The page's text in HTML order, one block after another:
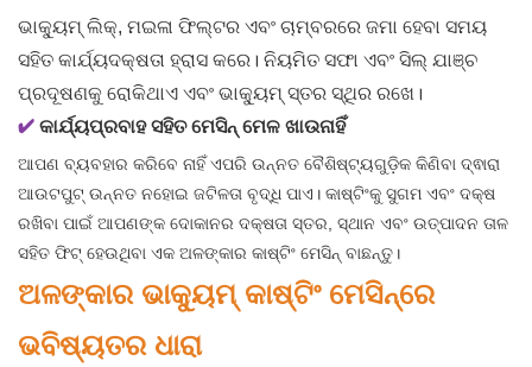
ଭାକ୍ୟୁମ୍ ଲିକ୍, ମଇଳା ଫିଲ୍ଟର ଏବଂ ଚାମ୍ବରରେ ଜମା ହେବା ସମୟ
ସହିତ କାର୍ଯ୍ୟଦକ୍ଷତା ହ୍ରାସ କରେ। ନିୟମିତ ସଫା ଏବଂ ସିଲ୍ ଯାଞ୍ଚ
ପ୍ରଦୂଷଣକୁ ରୋକିଥାଏ ଏବଂ ଭାକ୍ୟୁମ୍ ସ୍ତର ସ୍ଥିର ରଖେ।
✔ କାର୍ଯ୍ୟପ୍ରବାହ ସହିତ ମେସିନ୍ ମେଳ ଖାଉନାହିଁ
ଆପଣ ବ୍ୟବହାର କରିବେ ନାହିଁ ଏପରି ଉନ୍ନତ ବୈଶିଷ୍ଟ୍ୟଗୁଡ଼ିକ କିଣିବା ଦ୍ଵାରା
ଆଉଟପୁଟ୍ ଉନ୍ନତ ନହୋଇ ଜଟିଳତା ବୃଦ୍ଧି ପାଏ। କାଷ୍ଟିଂକୁ ସୁଗମ ଏବଂ ଦକ୍ଷ
ରଖିବା ପାଇଁ ଆପଣଙ୍କ ଦୋକାନର ଦକ୍ଷତା ସ୍ତର, ସ୍ଥାନ ଏବଂ ଉତ୍ପାଦନ ତାଳ
ସହିତ ଫିଟ୍ ହେଉଥିବା ଏକ ଅଳଙ୍କାର କାଷ୍ଟିଂ ମେସିନ୍ ବାଛନ୍ତୁ।
ଅଳଙ୍କାର ଭାକ୍ୟୁମ୍ କାଷ୍ଟିଂ ମେସିନ୍‌ରେ
ଭବିଷ୍ୟତର ଧାରା